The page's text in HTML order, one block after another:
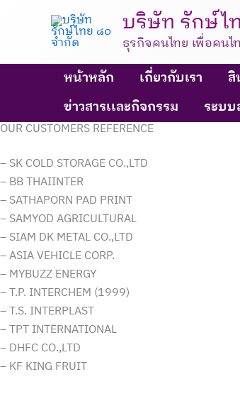
บริษัท รักษ์ไ
ธุรกิจคนไทย เพื่อคนไ
หน้าหลัก เกี่ยวกับเรา สิ
ข่าวสารเเละกิจกรรม
ระบ
OUR CUSTOMERS REFERENCE
– SK COLD STORAGE CO.,LTD
– BB THAIINTER
– SATHAPORN PAD PRINT
– SAMYOD AGRICULTURAL
– SIAM DK METAL CO.,LTD
– ASIA VEHICLE CORP.
– MYBUZZ ENERGY
– T.P. INTERCHEM (1999)
– T.S. INTERPLAST
– TPT INTERNATIONAL
– DHFC CO.,LTD
– KF KING FRUIT